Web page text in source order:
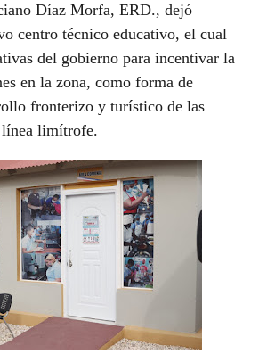
Díaz Morfa, ERD., dejó
centro técnico educativo, el cual
del gobierno para incentivar la
en la zona, como forma de
fronterizo y turístico de las
línea limítrofe.